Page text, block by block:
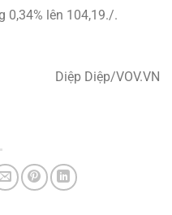
0,34% lên 104,19./.
Diệp Diệp/VOV.VN